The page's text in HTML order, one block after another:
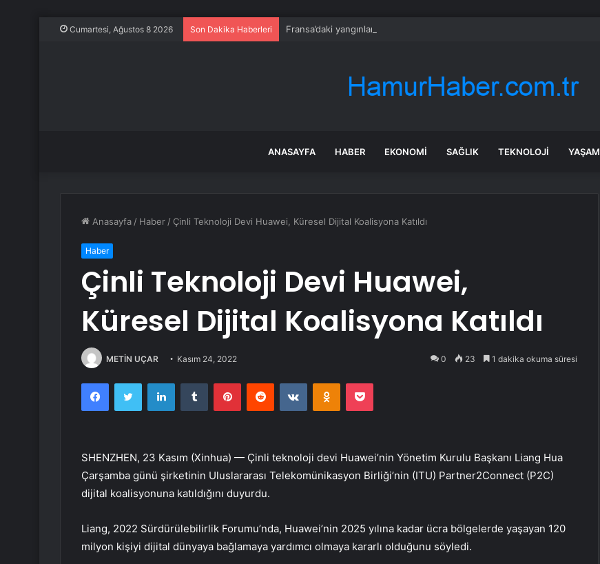
Cumartesi, Ağustos 8 2026 Son Dakika Haberleri Fransa’daki yangınlarda 4 itfaiye eri hayatını kaybetti
ANASAYFA HABER EKONOMI SAĞLIK TEKNOLOJI YAŞAM
Anasayfa / Haber / Çinli Teknoloji Devi Huawei, Küresel Dijital Koalisyona Katıldı
Haber
Çinli Teknoloji Devi Huawei,
Küresel Dijital Koalisyona Katıldı
METİN UÇAR Kasım 24, 2022 0 23 1 dakika okuma süresi
FacebookTwitter LinkedInTumblr PinterestReddit VKontakteOdnoklassniki
Pocket
SHENZHEN, 23 Kasım (Xinhua) — Çinli teknoloji devi Huawei’nin Yönetim Kurulu Başkanı Liang Hua
Çarşamba günü şirketinin Uluslararası Telekomünikasyon Birliği’nin (ITU) Partner2Connect (P2C)
dijital koalisyonuna katıldığını duyurdu.
Liang, 2022 Sürdürülebilirlik Forumu’nda, Huawei’nin 2025 yılına kadar ücra bölgelerde yaşayan 120
milyon kişiyi dijital dünyaya bağlamaya yardımcı olmaya kararlı olduğunu söyledi.